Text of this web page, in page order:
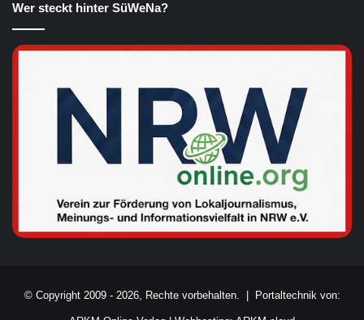
Wer steckt hinter SüWeNa?
© Copyright 2009 - 2026, Rechte vorbehalten. | Portaltechnik von: